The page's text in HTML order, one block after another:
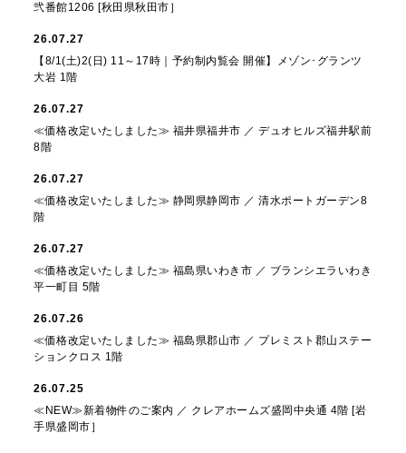
弐番館1206 [秋田県秋田市］
26.07.27
【8/1(土)2(日) 11～17時｜予約制内覧会 開催】メゾン･グランツ
大岩 1階
26.07.27
≪価格改定いたしました≫ 福井県福井市 ／ デュオヒルズ福井駅前
8階
26.07.27
≪価格改定いたしました≫ 静岡県静岡市 ／ 清水ポートガーデン8
階
26.07.27
≪価格改定いたしました≫ 福島県いわき市 ／ ブランシエラいわき
平一町目 5階
26.07.26
≪価格改定いたしました≫ 福島県郡山市 ／ プレミスト郡山ステー
ションクロス 1階
26.07.25
≪NEW≫新着物件のご案内 ／ クレアホームズ盛岡中央通 4階 [岩
手県盛岡市］